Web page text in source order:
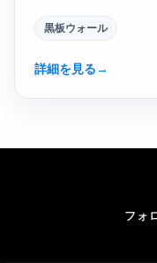
黒板ウォール
詳細を見る→
フォ